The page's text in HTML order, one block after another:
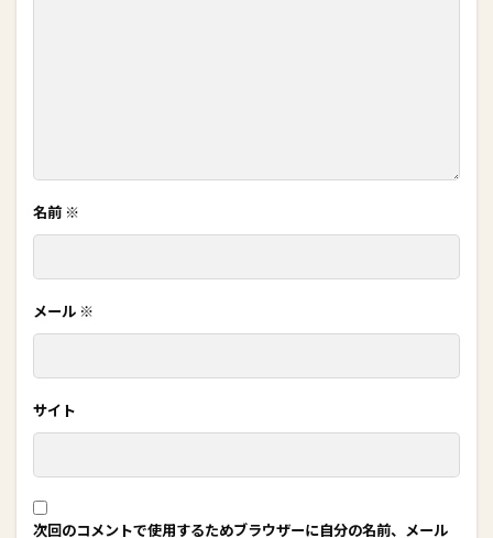
名前 ※
メール ※
サイト
次回のコメントで使用するためブラウザーに自分の名前、メール